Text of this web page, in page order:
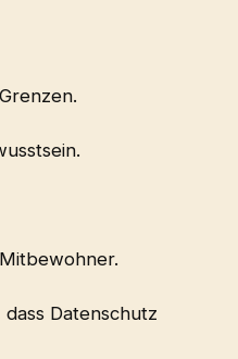
Datenschutz